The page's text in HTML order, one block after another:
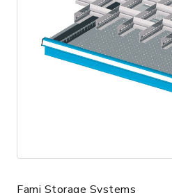
Fami Storage Systems